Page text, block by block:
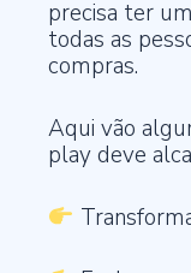
precisa ter
todas as
compras.
Aqui vão
play deve